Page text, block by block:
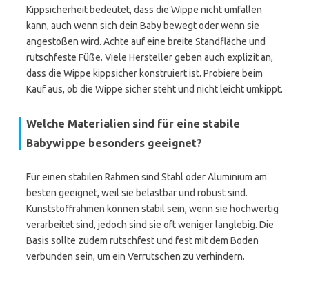
Kippsicherheit bedeutet, dass die Wippe nicht umfallen
kann, auch wenn sich dein Baby bewegt oder wenn sie
angestoßen wird. Achte auf eine breite Standfläche und
rutschfeste Füße. Viele Hersteller geben auch explizit an,
dass die Wippe kippsicher konstruiert ist. Probiere beim
Kauf aus, ob die Wippe sicher steht und nicht leicht umkippt.
Welche Materialien sind für eine stabile
Babywippe besonders geeignet?
Für einen stabilen Rahmen sind Stahl oder Aluminium am
besten geeignet, weil sie belastbar und robust sind.
Kunststoffrahmen können stabil sein, wenn sie hochwertig
verarbeitet sind, jedoch sind sie oft weniger langlebig. Die
Basis sollte zudem rutschfest und fest mit dem Boden
verbunden sein, um ein Verrutschen zu verhindern.